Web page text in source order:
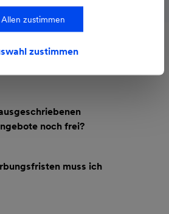
Allen zustimmen
zustimmen
Thema Ausbildung
noch frei?
muss ich